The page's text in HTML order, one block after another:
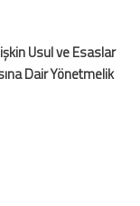
Usul ve Esaslar
Dair Yönetmelik